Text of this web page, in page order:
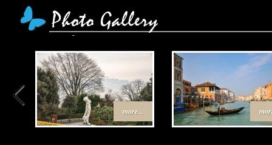
more...